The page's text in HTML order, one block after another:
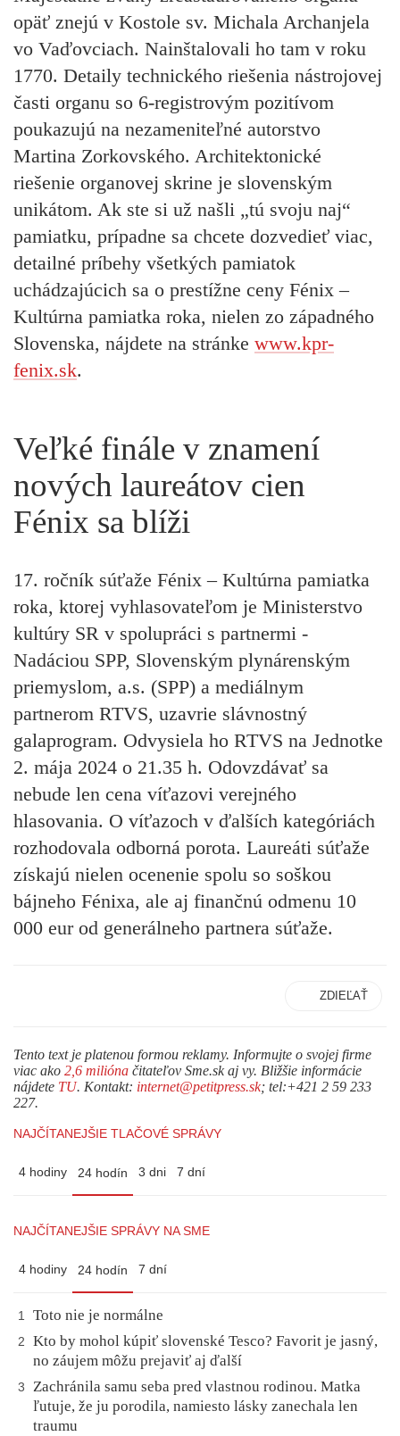
opäť znejú v Kostole sv. Michala Archanjela
vo Vaďovciach. Nainštalovali ho tam v roku
1770. Detaily technického riešenia nástrojovej
časti organu so 6-registrovým pozitívom
poukazujú na nezameniteľné autorstvo
Martina Zorkovského. Architektonické
riešenie organovej skrine je slovenským
unikátom. Ak ste si už našli „tú svoju naj“
pamiatku, prípadne sa chcete dozvedieť viac,
detailné príbehy všetkých pamiatok
uchádzajúcich sa o prestížne ceny Fénix –
Kultúrna pamiatka roka, nielen zo západného
Slovenska, nájdete na stránke www.kpr-
fenix.sk.
Veľké finále v znamení
nových laureátov cien
Fénix sa blíži
17. ročník súťaže Fénix – Kultúrna pamiatka
roka, ktorej vyhlasovateľom je Ministerstvo
kultúry SR v spolupráci s partnermi -
Nadáciou SPP, Slovenským plynárenským
priemyslom, a.s. (SPP) a mediálnym
partnerom RTVS, uzavrie slávnostný
galaprogram. Odvysiela ho RTVS na Jednotke
2. mája 2024 o 21.35 h. Odovzdávať sa
nebude len cena víťazovi verejného
hlasovania. O víťazoch v ďalších kategóriách
rozhodovala odborná porota. Laureáti súťaže
získajú nielen ocenenie spolu so soškou
bájneho Fénixa, ale aj finančnú odmenu 10
000 eur od generálneho partnera súťaže.
ZDIEĽAŤ
Tento text je platenou formou reklamy. Informujte o svojej firme
viac ako 2,6 milióna čitateľov Sme.sk aj vy. Bližšie informácie
nájdete TU. Kontakt: internet@petitpress.sk; tel:+421 2 59 233
227.
NAJČÍTANEJŠIE TLAČOVÉ SPRÁVY
4 hodiny 24 hodín 3 dni 7 dní
NAJČÍTANEJŠIE SPRÁVY NA SME
4 hodiny 24 hodín 7 dní
1 Toto nie je normálne
2
Kto by mohol kúpiť slovenské Tesco? Favorit je jasný,
no záujem môžu prejaviť aj ďalší
3
Zachránila samu seba pred vlastnou rodinou. Matka
ľutuje, že ju porodila, namiesto lásky zanechala len
traumu